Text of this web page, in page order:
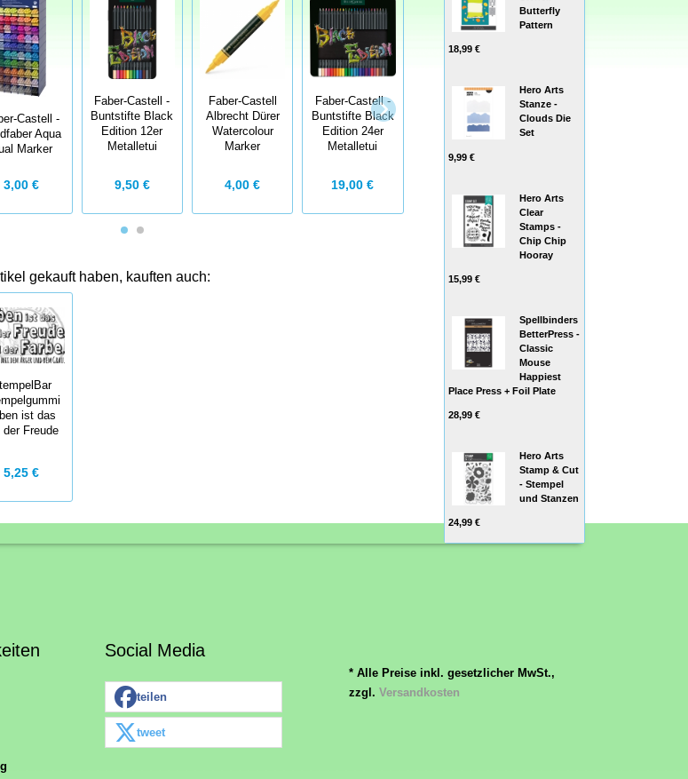
Castell -
Aqua
Marker
3,00 €
Faber-Castell -
Buntstifte Black
Edition 12er
Metalletui
9,50 €
Faber-Castell
Albrecht Dürer
Watercolour
Marker
4,00 €
Faber-Castell -
Buntstifte Black
Edition 24er
Metalletui
19,00 €
Watercolour
Marker, 30er
Albrecht Dürer
Watercolour
gekauft haben, kauften auch:
ist das
der Freude
5,25 €
Butterfly
Pattern
18,99 €
Hero Arts
Stanze -
Clouds Die
Set
9,99 €
Hero Arts
Clear
Stamps -
Chip Chip
Hooray
15,99 €
Spellbinders
BetterPress -
Classic
Mouse
Happiest
Place Press + Foil Plate
28,99 €
Hero Arts
Stamp & Cut
- Stempel
und Stanzen
24,99 €
Social Media
teilen
tweet
* Alle Preise inkl. gesetzlicher MwSt.,
zzgl. Versandkosten